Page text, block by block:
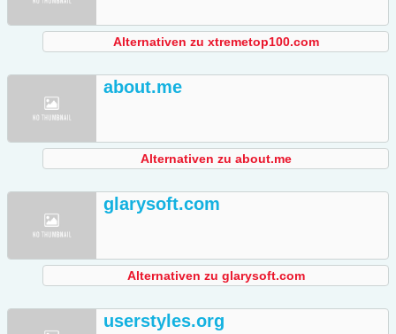
Alternativen zu xtremetop100.com
about.me
Alternativen zu about.me
glarysoft.com
Alternativen zu glarysoft.com
userstyles.org